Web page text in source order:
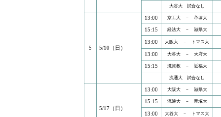
大谷大 試合なし
5 5/10（日）
13:00 京工大 － 帝塚大
15:15 経法大 － 滋県大
13:00 大阪大 － トマス大
13:00 大谷大 － 大府大
15:15 滋賀教 － 近福大
流通大 試合なし
5/17（日）
13:00 大阪大 － 滋県大
15:15 流通大 － 帝塚大
13:00 大谷大 － トマス大